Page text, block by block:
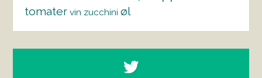
tomater vin zucchini øl